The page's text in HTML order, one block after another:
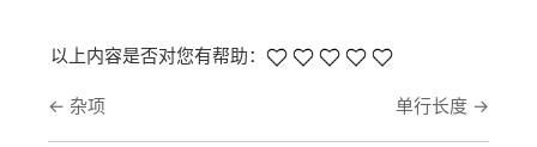
以上内容是否对您有帮助：
← 杂项 单行长度 →